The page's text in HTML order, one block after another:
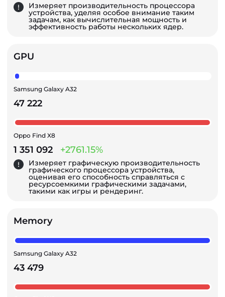
Измеряет производительность процессора
устройства, уделяя особое внимание таким
задачам, как вычислительная мощность и
эффективность работы нескольких ядер.
GPU
Samsung Galaxy A32
47 222
Oppo Find X8
1 351 092 +2761.15%
Измеряет графическую производительность
графического процессора устройства,
оценивая его способность справляться с
ресурсоемкими графическими задачами,
такими как игры и рендеринг.
Memory
Samsung Galaxy A32
43 479